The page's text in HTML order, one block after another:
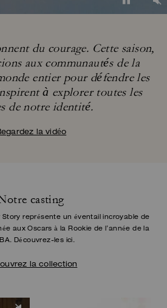
du courage. Cette saison,
aux communautés de la
entier pour défendre les
à explorer toutes les
de notre identité.
la vidéo
casting
Story représente un éventail incroyable de
aux Oscars à la Rookie de l’année de la
Découvrez-les ici.
la collection